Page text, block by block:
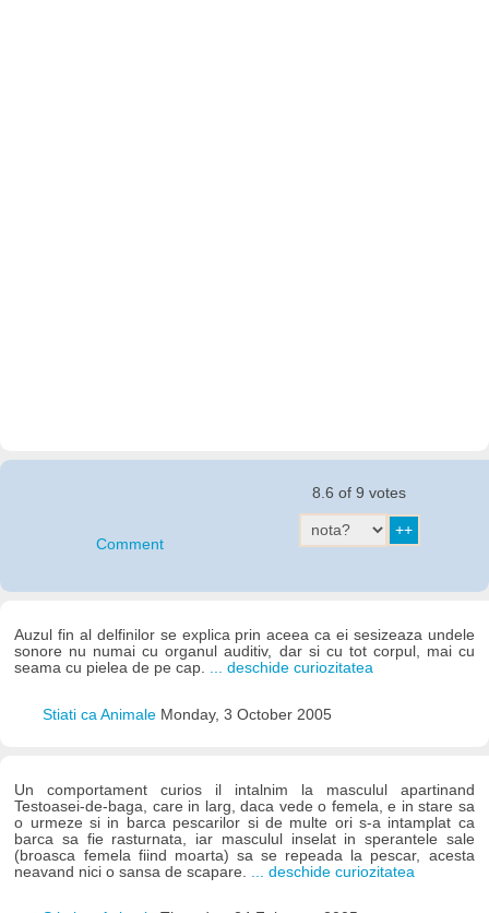
Comment
8.6 of 9 votes
Auzul fin al delfinilor se explica prin aceea ca ei sesizeaza undele
sonore nu numai cu organul auditiv, dar si cu tot corpul, mai cu
seama cu pielea de pe cap. ... deschide curiozitatea
Stiati ca Animale Monday, 3 October 2005
Un comportament curios il intalnim la masculul apartinand
Testoasei-de-baga, care in larg, daca vede o femela, e in stare sa
o urmeze si in barca pescarilor si de multe ori s-a intamplat ca
barca sa fie rasturnata, iar masculul inselat in sperantele sale
(broasca femela fiind moarta) sa se repeada la pescar, acesta
neavand nici o sansa de scapare. ... deschide curiozitatea